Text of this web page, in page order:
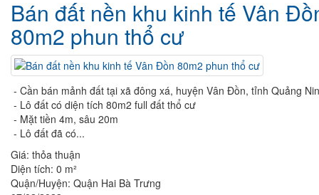
Bán đất nền khu kinh tế Vân
80m2 phun thổ cư
- Cần bán mảnh đất tại xã đông xá, huyện Vân Đồn, tỉnh Quảng
- Lô đất có diện tích 80m2 full đất thổ cư
- Mặt tiền 4m, sâu 20m
- Lô đất đã có...
Giá: thỏa thuận
Diện tích: 0 m²
Quận/Huyện: Quận Hai Bà Trưng